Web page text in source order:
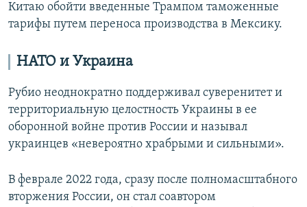
Китаю обойти введенные Трампом таможенные
тарифы путем переноса производства в Мексику.
НАТО и Украина
Рубио неоднократно поддерживал суверенитет и
территориальную целостность Украины в ее
оборонной войне против России и называл
украинцев «невероятно храбрыми и сильными».
В феврале 2022 года, сразу после полномасштабного
вторжения России, он стал соавтором